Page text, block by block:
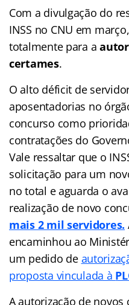
Com a divulgação do
INSS no CNU em
totalmente para a
certames.
O alto déficit de
aposentadorias no
concurso como
contratações do
Vale ressaltar que o
solicitação para um
no total e aguarda o
realização de novo
mais 2 mil servidores.
encaminhou ao
um pedido de
proposta vinculada à
A autorização de novos